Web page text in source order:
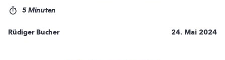
5 Minuten
Rüdiger Bucher 24. Mai 2024